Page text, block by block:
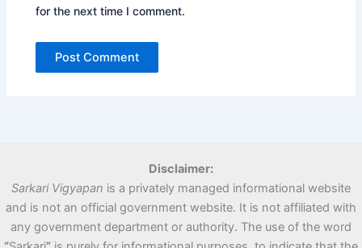
for the next time I comment.
Disclaimer:
Sarkari Vigyapan is a privately managed informational website
and is not an official government website. It is not affiliated with
any government department or authority. The use of the word